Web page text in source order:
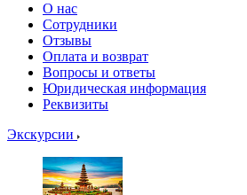
О нас
Сотрудники
Отзывы
Оплата и возврат
Вопросы и ответы
Юридическая информация
Реквизиты
Экскурсии